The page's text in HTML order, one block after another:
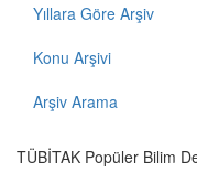
Yıllara Göre Arşiv
Konu Arşivi
Arşiv Arama
TÜBİTAK Popüler Bilim